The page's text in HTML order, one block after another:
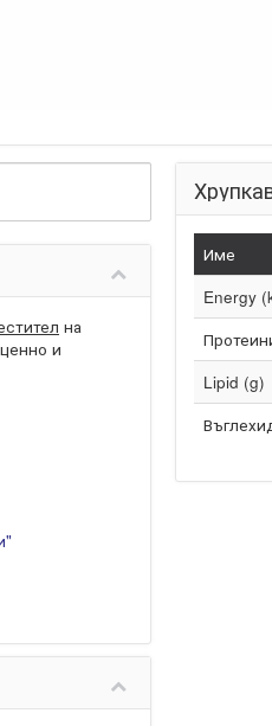
на
и
Име
Energy
Lipid (g)